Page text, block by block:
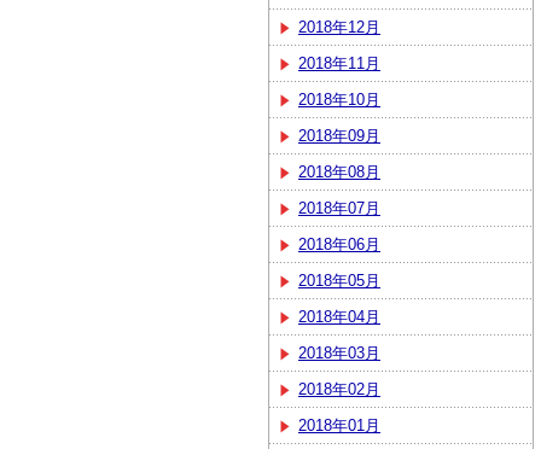
2018年12月
2018年11月
2018年10月
2018年09月
2018年08月
2018年07月
2018年06月
2018年05月
2018年04月
2018年03月
2018年02月
2018年01月